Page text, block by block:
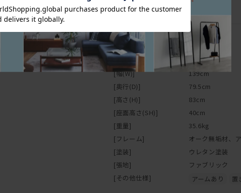
スペック
[幅(W)]
139cm
[奥行(D)]
79.5cm
[高さ(H)]
83cm
[座面高さ(SH)]
40cm
[重量]
35.6kg
[フレーム]
オーク無垢材、
[塗装]
ウレタン塗装
[張地]
ファブリック
[その他仕様]
アームあり 置